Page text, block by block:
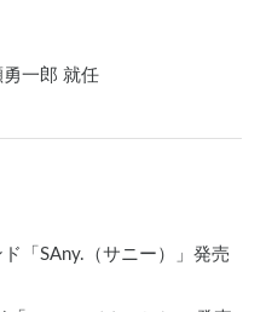
一郎 就任
「SAny.（サニー）」発売